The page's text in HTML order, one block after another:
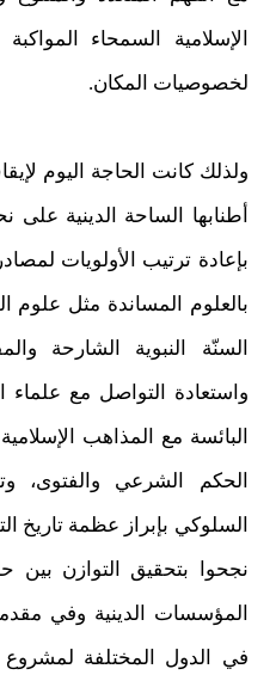
الإسلامية السمحاء
لخصوصيات المكان.
ولذلك كانت الحاجة اليوم
أطنابها الساحة الدينية
بإعادة ترتيب الأولويات
بالعلوم المساندة مثل علوم
السنّة النبوية الشارحة
واستعادة التواصل مع علماء
البائسة مع المذاهب
الحكم الشرعي والفتوى،
السلوكي بإبراز عظمة تاريخ
نجحوا بتحقيق التوازن بين
المؤسسات الدينية وفي
في الدول المختلفة لمشروع